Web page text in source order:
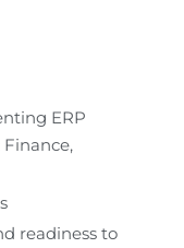
ERP
readiness to